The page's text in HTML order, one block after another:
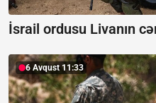
İsrail ordusu Livanın
6 Avqust 11:33